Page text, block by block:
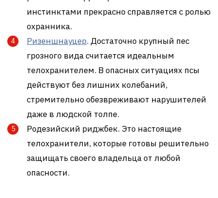
инстинктами прекрасно справляется с ролью
охранника.
Ризеншнауцер. Достаточно крупный пес
грозного вида считается идеальным
телохранителем. В опасных ситуациях псы
действуют без лишних колебаний,
стремительно обезвреживают нарушителей
даже в людской толпе.
Родезийский риджбек. Это настоящие
телохранители, которые готовы решительно
защищать своего владельца от любой
опасности.